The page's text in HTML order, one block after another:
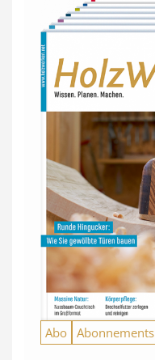
Abo Abonnements